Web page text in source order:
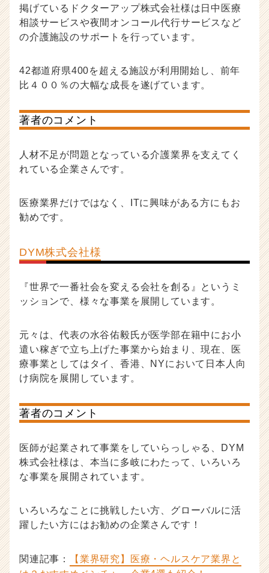
掲げているドクターアップ株式会社様は日中医療
相談サービスや夜間オンコール代行サービスなど
の介護施設のサポートを行っています。
42都道府県400を超える施設が利用開始し、前年
比４００％の大幅な成長を遂げています。
著者のコメント
人材不足が問題となっている介護業界を支えてく
れている企業さんです。
医療業界だけではなく、ITに興味がある方にもお
勧めです。
DYM株式会社様
『世界で一番社会を変える会社を創る』というミ
ッションで、様々な事業を展開しています。
元々は、代表の水谷佑毅氏が医学部在籍中にお小
遣い稼ぎで立ち上げた事業から始まり、現在、医
療事業としてはタイ、香港、NYにおいて日本人向
け病院を展開しています。
著者のコメント
医師が起業されて事業をしていらっしゃる、DYM
株式会社様は、本当に多岐にわたって、いろいろ
な事業を展開されています。
いろいろなことに挑戦したい方、グローバルに活
躍したい方にはお勧めの企業さんです！
関連記事：
【業界研究】医療・ヘルスケア業界と